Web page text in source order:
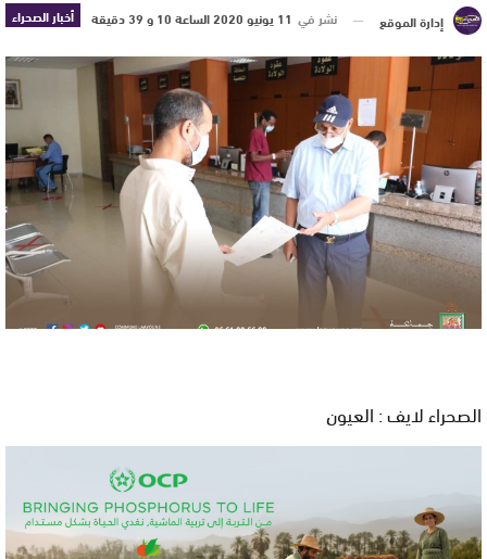
أخبار الصحراء إدارة الموقع نشر في 11 يونيو 2020 الساعة 10 و 39 دقيقة
الصحراء لايف : العيون